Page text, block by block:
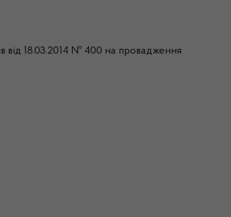
від 18.03.2014 № 400 на провадження